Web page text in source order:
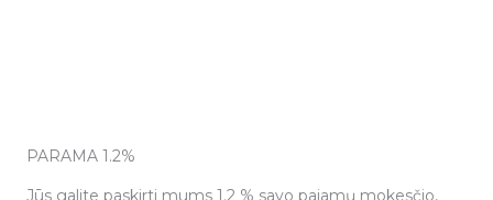
PARAMA 1.2%
Jūs galite paskirti mums 1.2 % savo pajamų mokesčio,